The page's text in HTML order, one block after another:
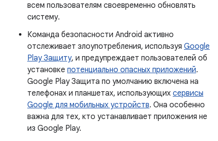
всем пользователям своевременно обновлять
систему.
Команда безопасности Android активно
отслеживает злоупотребления, используя Google
Play Защиту, и предупреждает пользователей об
установке потенциально опасных приложений.
Google Play Защита по умолчанию включена на
телефонах и планшетах, использующих сервисы
Google для мобильных устройств. Она особенно
важна для тех, кто устанавливает приложения не
из Google Play.